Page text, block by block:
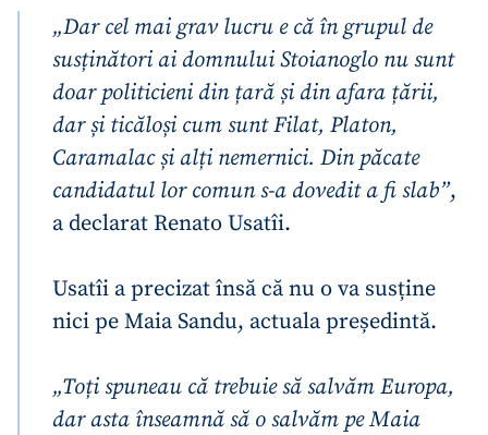
„Dar cel mai grav lucru e că în grupul de
susținători ai domnului Stoianoglo nu sunt
doar politicieni din țară și din afara țării,
dar și ticăloși cum sunt Filat, Platon,
Caramalac și alți nemernici. Din păcate
candidatul lor comun s-a dovedit a fi slab”,
a declarat Renato Usatîi.
Usatîi a precizat însă că nu o va susține
nici pe Maia Sandu, actuala președintă.
„Toți spuneau că trebuie să salvăm Europa,
dar asta înseamnă să o salvăm pe Maia